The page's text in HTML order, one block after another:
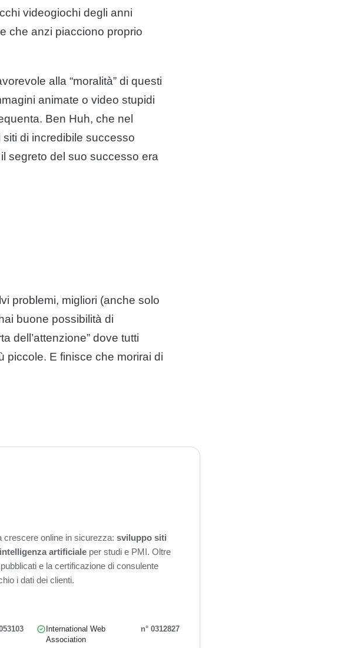
videogiochi degli anni
che anzi piacciono proprio
alla “moralità” di questi
animate o video stupidi
Ben Huh, che nel
di incredibile successo
segreto del suo successo era
problemi, migliori (anche solo
buone possibilità di
dell’attenzione” dove tutti
piccole. E finisce che morirai di
crescere online in sicurezza: sviluppo siti
intelligenza artificiale per studi e PMI. Oltre
e la certificazione di consulente
i dati dei clienti.
International Web
Association
n° 0312827